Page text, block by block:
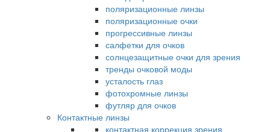
поляризационные линзы
поляризационные очки
прогрессивные линзы
салфетки для очков
солнцезащитные очки для зрения
тренды очковой моды
усталость глаз
фотохромные линзы
футляр для очков
Контактные линзы
контактная коррекция зрения